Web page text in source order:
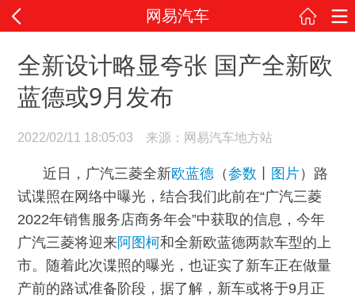
网易汽车
全新设计略显夸张 国产全新欧
蓝德或9月发布
2022/02/11 18:05:03 来源：网易汽车地方站
近日，广汽三菱全新欧蓝德 （参数 图片）路
试谍照在网络中曝光，结合我们此前在“广汽三菱
2022年销售服务店商务年会”中获取的信息，今年
广汽三菱将迎来阿图柯和全新欧蓝德两款车型的上
市。随着此次谍照的曝光，也证实了新车正在做量
产前的路试准备阶段，据了解，新车或将于9月正